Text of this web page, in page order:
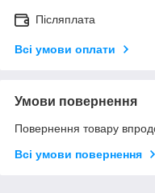
Післяплата
Всі умови оплати
Умови повернення
Повернення товару
Всі умови повернення